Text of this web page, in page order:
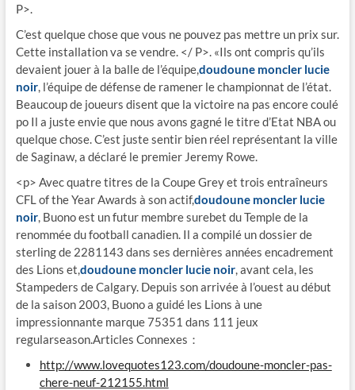
P>.
C’est quelque chose que vous ne pouvez pas mettre un prix sur.
Cette installation va se vendre. </ P>. «Ils ont compris qu’ils
devaient jouer à la balle de l’équipe,doudoune moncler lucie
noir, l’équipe de défense de ramener le championnat de l’état.
Beaucoup de joueurs disent que la victoire na pas encore coulé
po Il a juste envie que nous avons gagné le titre d’Etat NBA ou
quelque chose. C’est juste sentir bien réel représentant la ville
de Saginaw, a déclaré le premier Jeremy Rowe.
<p> Avec quatre titres de la Coupe Grey et trois entraîneurs
CFL of the Year Awards à son actif,doudoune moncler lucie
noir, Buono est un futur membre surebet du Temple de la
renommée du football canadien. Il a compilé un dossier de
sterling de 2281143 dans ses dernières années encadrement
des Lions et,doudoune moncler lucie noir, avant cela, les
Stampeders de Calgary. Depuis son arrivée à l’ouest au début
de la saison 2003, Buono a guidé les Lions à une
impressionnante marque 75351 dans 111 jeux
regularseason.Articles Connexes：
http://www.lovequotes123.com/doudoune-moncler-pas-
chere-neuf-212155.html